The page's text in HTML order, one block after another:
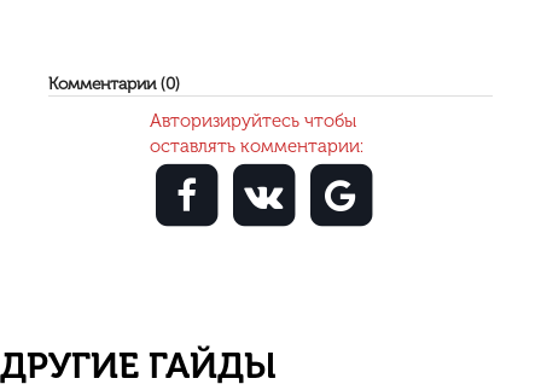
Комментарии (0)
Авторизируйтесь чтобы
оставлять комментарии:
ДРУГИЕ ГАЙДЫ